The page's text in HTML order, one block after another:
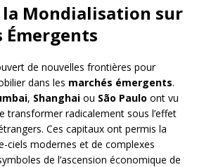
la Mondialisation sur
Émergents
de nouvelles frontières pour
dans les marchés émergents.
, Shanghai ou São Paulo ont vu
transformer radicalement sous l’effet
Ces capitaux ont permis la
ciels modernes et de complexes
de l’ascension économique de